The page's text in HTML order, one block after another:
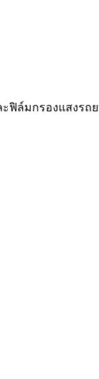
ะฟิล์มกรองแสง